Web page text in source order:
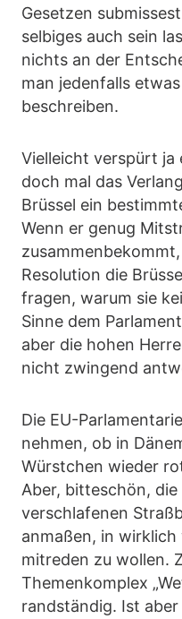
Gesetzen
selbiges auch sein
nichts an der
man jedenfalls
beschreiben.
Vielleicht verspürt ja
doch mal das
Brüssel ein
Wenn er genug
Resolution die
fragen, warum sie
Sinne dem
aber die hohen
nicht zwingend
Die EU-
nehmen, ob in
Würstchen wieder
Aber, bitteschön,
verschlafenen
anmaßen, in
mitreden zu wollen.
Themenkomplex
randständig. Ist